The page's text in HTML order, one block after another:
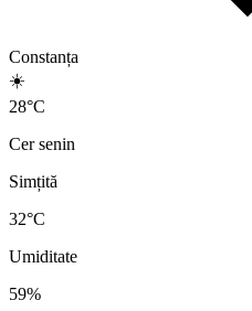
Constanța
☀️
28°C
Cer senin
Simțită
32°C
Umiditate
59%